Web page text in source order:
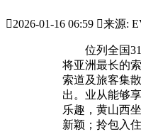
2026-01-16 06:59 来源:
位列全国318
将亚洲最长的
索道及旅客集
出。业从能够
乐趣，黄山西
新颖；拎包入